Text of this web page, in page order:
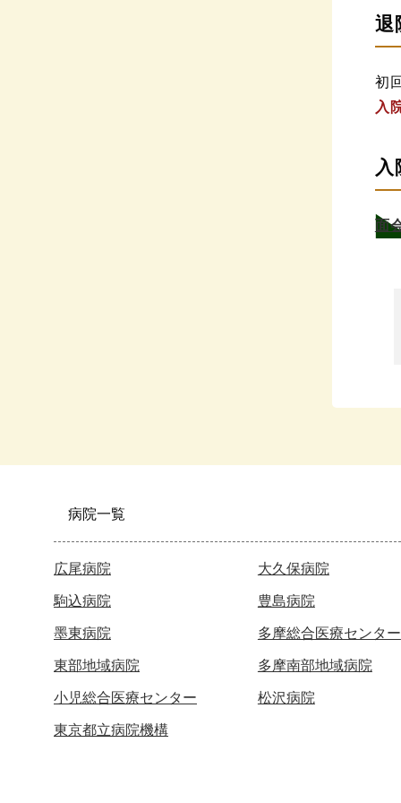
退
初
入
面
病院一覧
広尾病院 大久保病院
駒込病院 豊島病院
墨東病院 多摩総合医療センター
東部地域病院 多摩南部地域病院
小児総合医療センター 松沢病院
東京都立病院機構